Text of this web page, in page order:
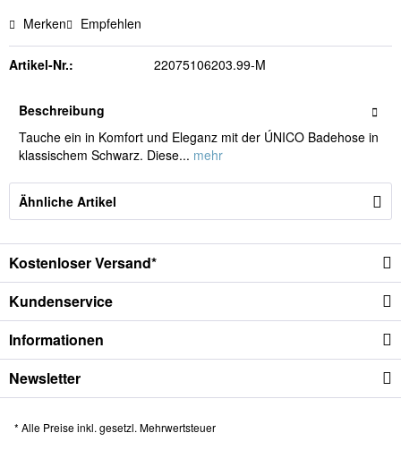
Merken Empfehlen
Artikel-Nr.: 22075106203.99-M
Beschreibung
Tauche ein in Komfort und Eleganz mit der ÚNICO Badehose in
klassischem Schwarz. Diese... mehr
Ähnliche Artikel
Kostenloser Versand*
Kundenservice
Informationen
Newsletter
* Alle Preise inkl. gesetzl. Mehrwertsteuer